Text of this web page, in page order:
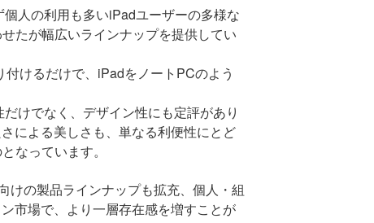
個人の利用も多いiPadユーザーの多様な
たが幅広いラインナップを提供してい
付けるだけで、 iPadをノート PCのよう
けでなく、デザイン性にも定評があり
による美しさも、単なる利便性にとど
なっています。
けの製品ラインナップも拡充、個人・組
市場で、より一層存在感を増すことが